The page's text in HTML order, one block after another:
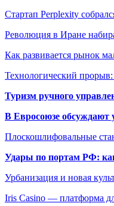
Стартап Perplexity
Революция в Иране
Как развивается рынок
Технологический
Туризм ручного
В Евросоюзе обсуждают
Плоскошлифовальные
Удары по портам РФ:
Урбанизация и новая
Iris Casino — платформа